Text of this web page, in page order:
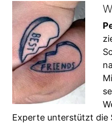
Experte unterstützt die